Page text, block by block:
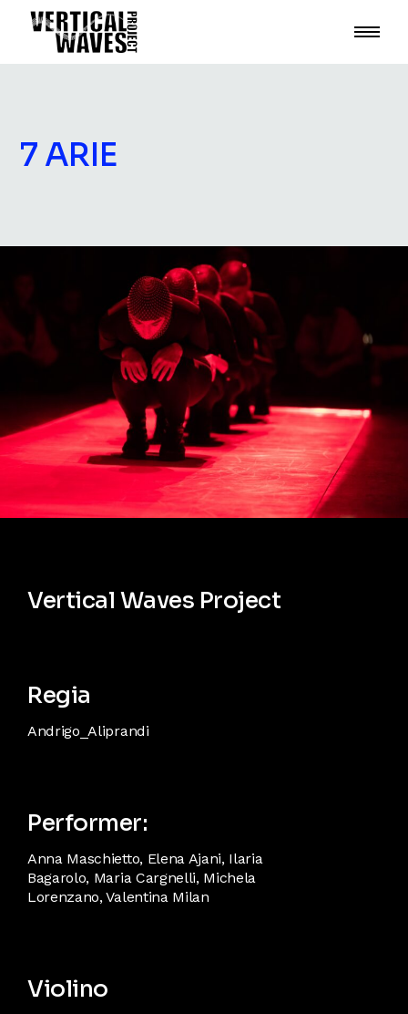
7 ARIE
Vertical Waves Project
Regia
Andrigo_Aliprandi
Performer:
Anna Maschietto, Elena Ajani, Ilaria
Bagarolo, Maria Cargnelli, Michela
Lorenzano, Valentina Milan
Violino